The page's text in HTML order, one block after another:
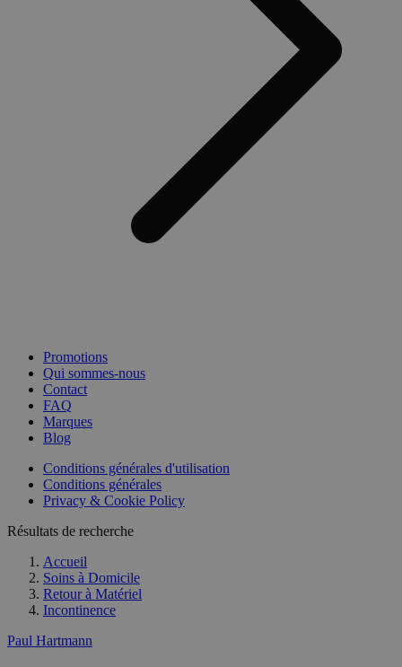
Promotions
Qui sommes-nous
Contact
FAQ
Marques
Blog
Conditions générales d'utilisation
Conditions générales
Privacy & Cookie Policy
Résultats de recherche
Accueil
Soins à Domicile
Retour à Matériel
Incontinence
Paul Hartmann